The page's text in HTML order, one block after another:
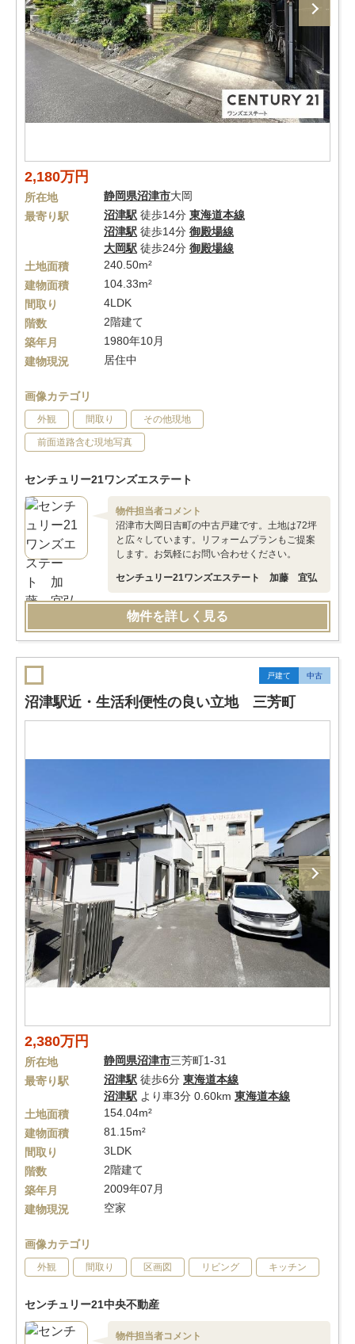
2,180万円
所在地 静岡県沼津市大岡
最寄り駅
沼津駅 徒歩14分 東海道本線
沼津駅 徒歩14分 御殿場線
大岡駅 徒歩24分 御殿場線
土地面積
240.50m²
建物面積
104.33m²
間取り
4LDK
階数
2階建て
築年月
1980年10月
建物現況
居住中
画像カテゴリ
外観 間取り その他現地
前面道路含む現地写真
センチュリー21ワンズエステート
物件担当者コメント
沼津市大岡日吉町の中古戸建です。土地は72坪
と広々しています。リフォームプランもご提案
します。お気軽にお問い合わせください。
センチュリー21ワンズエステート 加藤 宜弘
物件を詳しく見る
戸建て 中古
沼津駅近・生活利便性の良い立地 三芳町
2,380万円
所在地 静岡県沼津市三芳町1-31
最寄り駅
沼津駅 徒歩6分 東海道本線
沼津駅 より車3分 0.60km 東海道本線
土地面積
154.04m²
建物面積
81.15m²
間取り
3LDK
階数
2階建て
築年月
2009年07月
建物現況
空家
画像カテゴリ
外観 間取り 区画図 リビング キッチン
センチュリー21中央不動産
物件担当者コメント